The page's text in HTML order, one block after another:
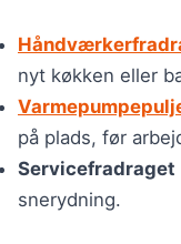
nyt køkken eller
på plads, før
Servicefradraget
snerydning.